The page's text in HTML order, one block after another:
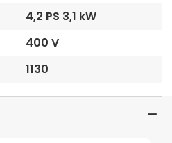
4,2 PS 3,1 kW
400 V
1130